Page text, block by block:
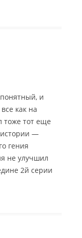
и
как на
тоже тот еще
истории —
гения
не улучшил
2й серии